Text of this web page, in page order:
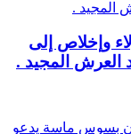
وإخلاص إلى
العرش المجيد .